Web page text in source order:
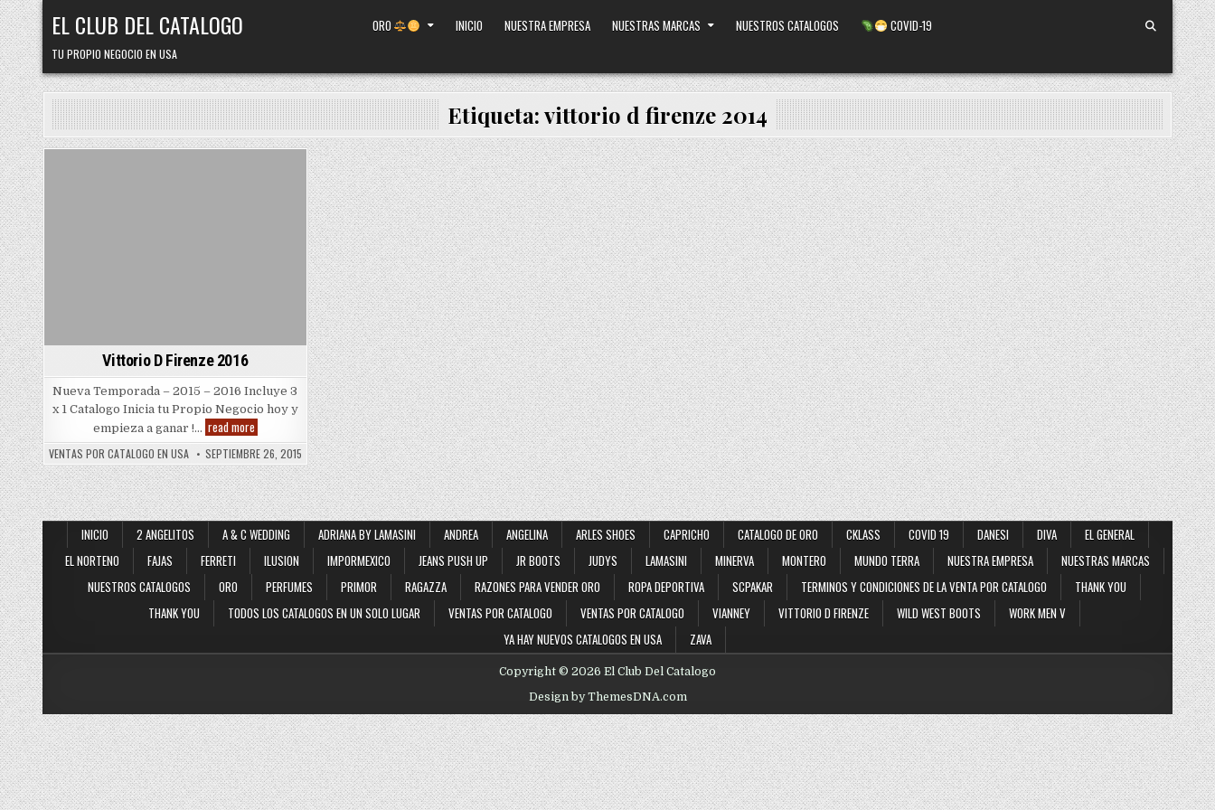
Skip
to
content
EL CLUB DEL CATALOGO
TU PROPIO NEGOCIO EN USA
ORO INICIO NUESTRA EMPRESA NUESTRAS MARCAS NUESTROS CATALOGOS COVID-19
Etiqueta:vittorio d firenze 2014
Vittorio D Firenze 2016
Nueva Temporada – 2015 – 2016 Incluye 3
x 1 Catalogo Inicia tu Propio Negocio hoy y
empieza a ganar !… read moreVittorio
D
Firenze
2016
VENTAS POR CATALOGO EN USA SEPTIEMBRE 26, 2015
INICIO 2 ANGELITOS A & C WEDDING ADRIANA BY LAMASINI ANDREA ANGELINA ARLES SHOES CAPRICHO CATALOGO DE ORO CKLASS COVID 19 DANESI DIVA
EL GENERAL
EL NORTENO
FAJAS FERRETI ILUSION IMPORMEXICO JEANS PUSH UP JR BOOTS JUDYS LAMASINI MINERVA MONTERO MUNDO TERRA NUESTRA EMPRESA
NUESTRAS MARCAS
NUESTROS CATALOGOS
ORO PERFUMES PRIMOR RAGAZZA RAZONES PARA VENDER ORO ROPA DEPORTIVA SCPAKAR TERMINOS Y CONDICIONES DE LA VENTA POR CATALOGO
THANK YOU
THANK YOU
TODOS LOS CATALOGOS EN UN SOLO LUGAR VENTAS POR CATALOGO VENTAS POR CATALOGO VIANNEY VITTORIO D FIRENZE WILD WEST BOOTS
WORK MEN V
YA HAY NUEVOS CATALOGOS EN USA
ZAVA
Copyright © 2026 El Club Del Catalogo
Design by ThemesDNA.com